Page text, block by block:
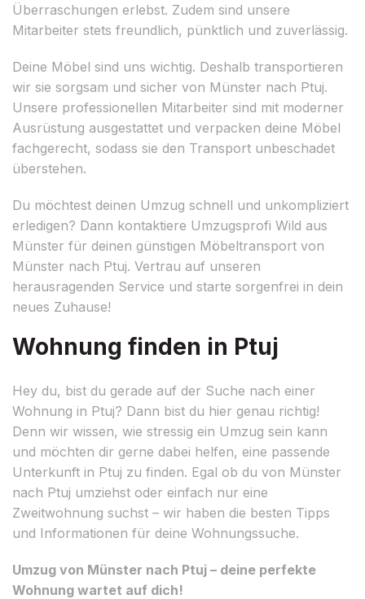
Überraschungen erlebst. Zudem sind unsere
Mitarbeiter stets freundlich, pünktlich und zuverlässig.
Deine Möbel sind uns wichtig. Deshalb transportieren
wir sie sorgsam und sicher von Münster nach Ptuj.
Unsere professionellen Mitarbeiter sind mit moderner
Ausrüstung ausgestattet und verpacken deine Möbel
fachgerecht, sodass sie den Transport unbeschadet
überstehen.
Du möchtest deinen Umzug schnell und unkompliziert
erledigen? Dann kontaktiere Umzugsprofi Wild aus
Münster für deinen günstigen Möbeltransport von
Münster nach Ptuj. Vertrau auf unseren
herausragenden Service und starte sorgenfrei in dein
neues Zuhause!
Wohnung finden in Ptuj
Hey du, bist du gerade auf der Suche nach einer
Wohnung in Ptuj? Dann bist du hier genau richtig!
Denn wir wissen, wie stressig ein Umzug sein kann
und möchten dir gerne dabei helfen, eine passende
Unterkunft in Ptuj zu finden. Egal ob du von Münster
nach Ptuj umziehst oder einfach nur eine
Zweitwohnung suchst – wir haben die besten Tipps
und Informationen für deine Wohnungssuche.
Umzug von Münster nach Ptuj – deine perfekte
Wohnung wartet auf dich!